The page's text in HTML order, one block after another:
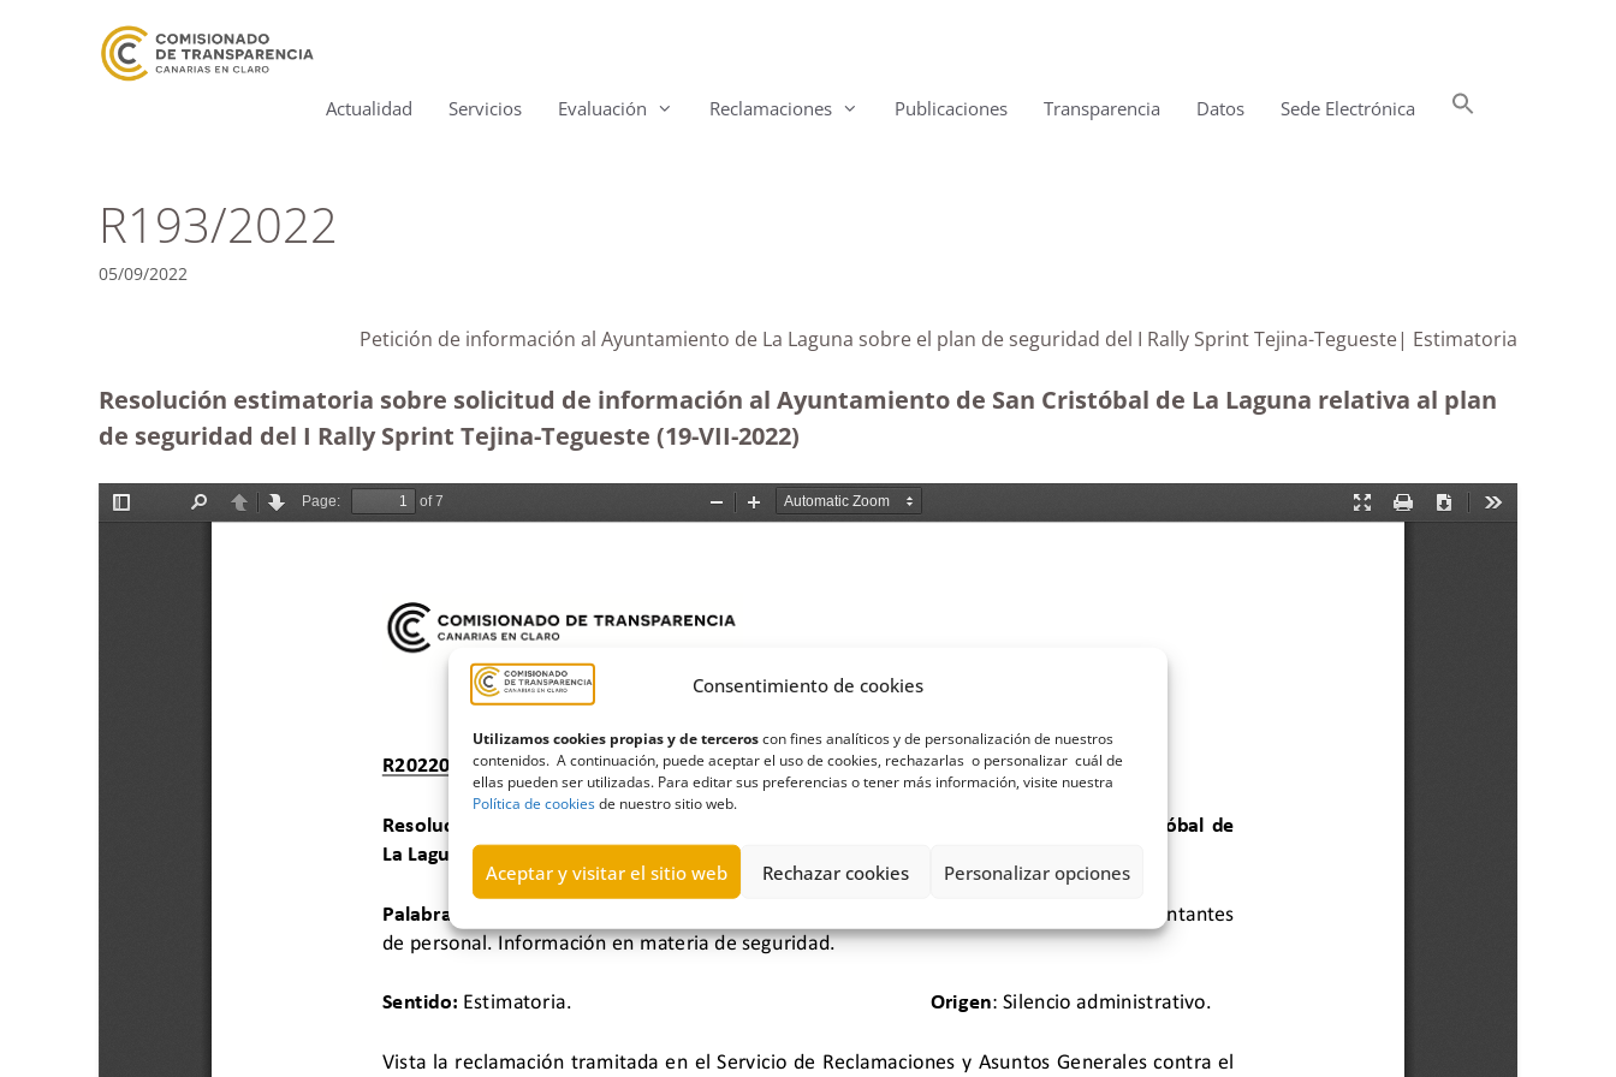
Consentimiento de cookies
Utilizamos cookies propias y de terceroscon fines analíticos y de personalización de nuestros
contenidos. A continuación, puede aceptar el uso de cookies, rechazarlas o personalizar cuál de
ellas pueden ser utilizadas. Para editar sus preferencias o tener más información, visite nuestra
Política de cookiesde nuestro sitio web.
Aceptar y visitar el sitio web Rechazar cookies Personalizar opciones
Actualidad Servicios Evaluación Reclamaciones Publicaciones Transparencia Datos Sede Electrónica
R193/2022
05/09/2022
Petición de información al Ayuntamiento de La Laguna sobre el plan de seguridad del I Rally Sprint Tejina-Tegueste| Estimatoria
Resolución estimatoria sobre solicitud de información al Ayuntamiento de San Cristóbal de La Laguna relativa al plan
de seguridad del I Rally Sprint Tejina-Tegueste (19-VII-2022)